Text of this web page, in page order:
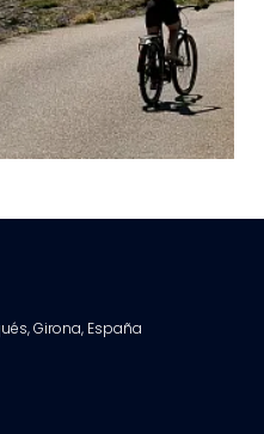
Girona, España